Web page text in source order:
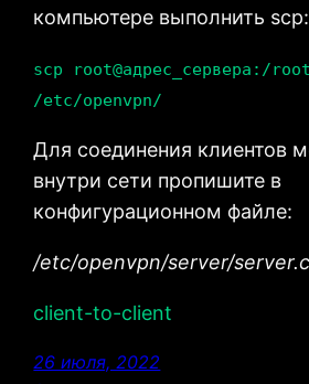
компьютере выполнить scp:
scp root@адрес_сервера:/
/etc/openvpn/
Для соединения клиентов
внутри сети пропишите в
конфигурационном файле:
/etc/openvpn/server/
client-to-client
26 июля, 2022